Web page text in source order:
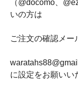
（@docomo、
いの方は
ご注文の確認メー
に設定をお願いい